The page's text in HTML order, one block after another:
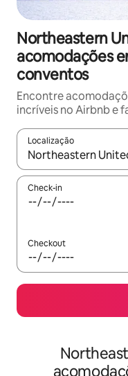
Northeastern
acomodações
conventos
Encontre
incríveis no Airbnb e
Localização
Quando os
Check-in
Checkout